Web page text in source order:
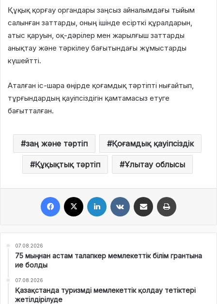
Құқық қорғау органдары заңсыз айналымдағы тыйым
салынған заттарды, оның ішінде есірткі құралдарын,
атыс қаруын, оқ-дәрілер мен жарылғыш заттарды
анықтау және тәркілеу бағытындағы жұмыстарды
күшейтті.
Аталған іс-шара өңірде қоғамдық тәртіпті нығайтып,
тұрғындардың қауіпсіздігін қамтамасыз етуге
бағытталған.
заң және тәртіп Қоғамдық қауіпсіздік
Құқықтық тәртіп Ұлытау облысы
07.08.2026
75 мыңнан астам талапкер мемлекеттік білім грантына
ие болды
07.08.2026
Қазақстанда туризмді мемлекеттік қолдау тетіктері
жетілдірілуде